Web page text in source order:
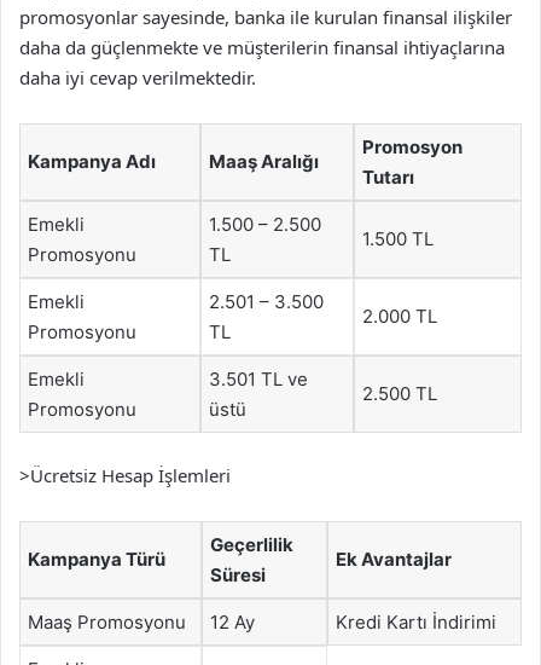
promosyonlar sayesinde, banka ile kurulan finansal ilişkiler
daha da güçlenmekte ve müşterilerin finansal ihtiyaçlarına
daha iyi cevap verilmektedir.
Kampanya Adı Maaş Aralığı
Promosyon
Tutarı
Emekli
Promosyonu
1.500 – 2.500
TL
1.500 TL
Emekli
Promosyonu
2.501 – 3.500
TL
2.000 TL
Emekli
Promosyonu
3.501 TL ve
üstü
2.500 TL
>Ücretsiz Hesap İşlemleri
Kampanya Türü
Geçerlilik
Süresi
Ek Avantajlar
Maaş Promosyonu 12 Ay Kredi Kartı İndirimi